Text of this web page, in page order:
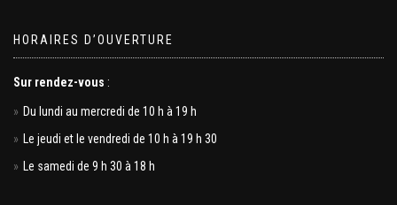
HORAIRES D’OUVERTURE
Sur rendez-vous :
Du lundi au mercredi de 10 h à 19 h
Le jeudi et le vendredi de 10 h à 19 h 30
Le samedi de 9 h 30 à 18 h